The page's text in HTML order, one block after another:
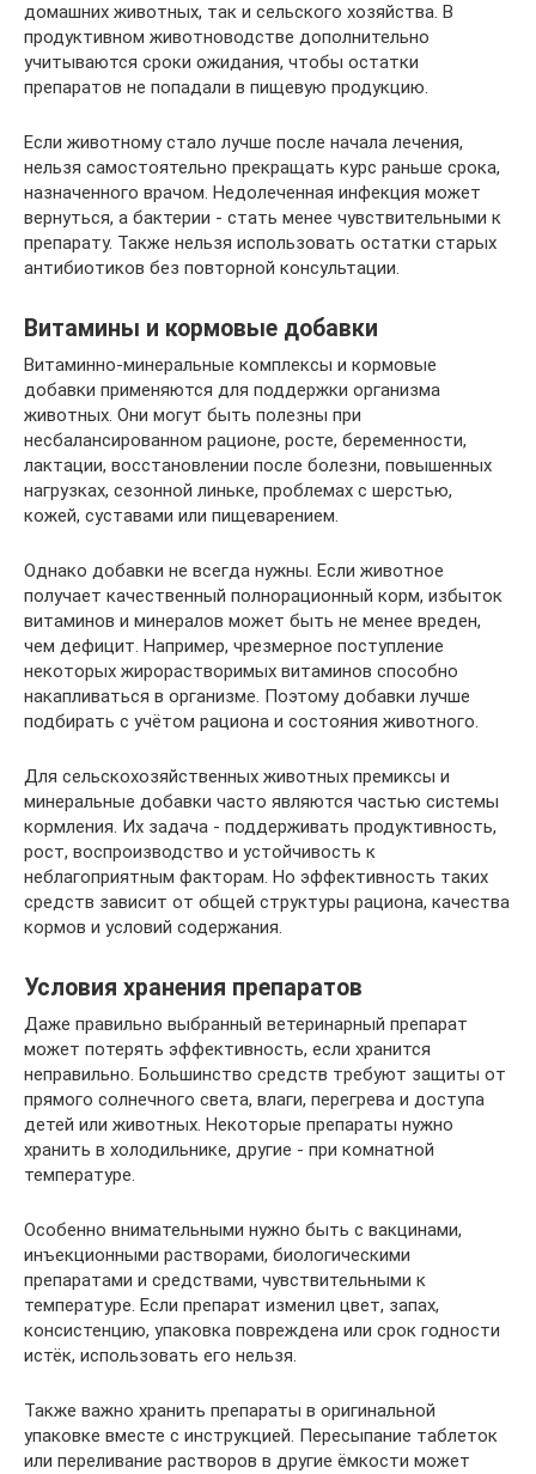
домашних животных, так и сельского хозяйства. В
продуктивном животноводстве дополнительно
учитываются сроки ожидания, чтобы остатки
препаратов не попадали в пищевую продукцию.
Если животному стало лучше после начала лечения,
нельзя самостоятельно прекращать курс раньше срока,
назначенного врачом. Недолеченная инфекция может
вернуться, а бактерии - стать менее чувствительными к
препарату. Также нельзя использовать остатки старых
антибиотиков без повторной консультации.
Витамины и кормовые добавки
Витаминно-минеральные комплексы и кормовые
добавки применяются для поддержки организма
животных. Они могут быть полезны при
несбалансированном рационе, росте, беременности,
лактации, восстановлении после болезни, повышенных
нагрузках, сезонной линьке, проблемах с шерстью,
кожей, суставами или пищеварением.
Однако добавки не всегда нужны. Если животное
получает качественный полнорационный корм, избыток
витаминов и минералов может быть не менее вреден,
чем дефицит. Например, чрезмерное поступление
некоторых жирорастворимых витаминов способно
накапливаться в организме. Поэтому добавки лучше
подбирать с учётом рациона и состояния животного.
Для сельскохозяйственных животных премиксы и
минеральные добавки часто являются частью системы
кормления. Их задача - поддерживать продуктивность,
рост, воспроизводство и устойчивость к
неблагоприятным факторам. Но эффективность таких
средств зависит от общей структуры рациона, качества
кормов и условий содержания.
Условия хранения препаратов
Даже правильно выбранный ветеринарный препарат
может потерять эффективность, если хранится
неправильно. Большинство средств требуют защиты от
прямого солнечного света, влаги, перегрева и доступа
детей или животных. Некоторые препараты нужно
хранить в холодильнике, другие - при комнатной
температуре.
Особенно внимательными нужно быть с вакцинами,
инъекционными растворами, биологическими
препаратами и средствами, чувствительными к
температуре. Если препарат изменил цвет, запах,
консистенцию, упаковка повреждена или срок годности
истёк, использовать его нельзя.
Также важно хранить препараты в оригинальной
упаковке вместе с инструкцией. Пересыпание таблеток
или переливание растворов в другие ёмкости может